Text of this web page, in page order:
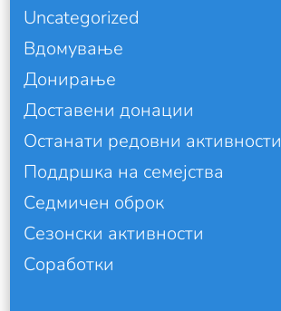
Uncategorized
Вдомување
Донирање
Доставени донации
Останати редовни активности
Поддршка на семејства
Седмичен оброк
Сезонски активности
Соработки